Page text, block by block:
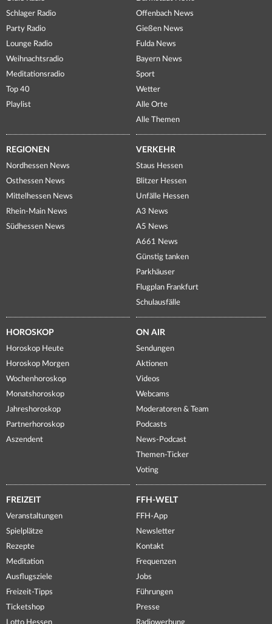
Schlager Radio
Party Radio
Lounge Radio
Weihnachtsradio
Meditationsradio
Top 40
Playlist
Offenbach News
Gießen News
Fulda News
Bayern News
Sport
Wetter
Alle Orte
Alle Themen
REGIONEN
Nordhessen News
Osthessen News
Mittelhessen News
Rhein-Main News
Südhessen News
VERKEHR
Staus Hessen
Blitzer Hessen
Unfälle Hessen
A3 News
A5 News
A661 News
Günstig tanken
Parkhäuser
Flugplan Frankfurt
Schulausfälle
HOROSKOP
Horoskop Heute
Horoskop Morgen
Wochenhoroskop
Monatshoroskop
Jahreshoroskop
Partnerhoroskop
Aszendent
ON AIR
Sendungen
Aktionen
Videos
Webcams
Moderatoren & Team
Podcasts
News-Podcast
Themen-Ticker
Voting
FREIZEIT
Veranstaltungen
Spielplätze
Rezepte
Meditation
Ausflugsziele
Freizeit-Tipps
Ticketshop
Lotto Hessen
FFH-WELT
FFH-App
Newsletter
Kontakt
Frequenzen
Jobs
Führungen
Presse
Radiowerbung